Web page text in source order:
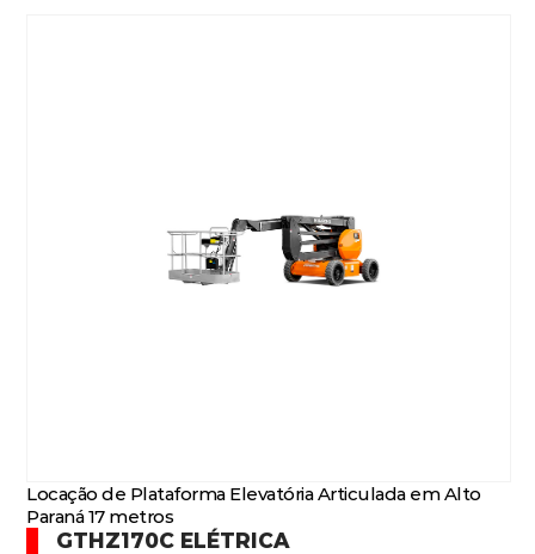
Locação de Plataforma Elevatória Articulada em Alto
Paraná 17 metros
GTHZ170C ELÉTRICA